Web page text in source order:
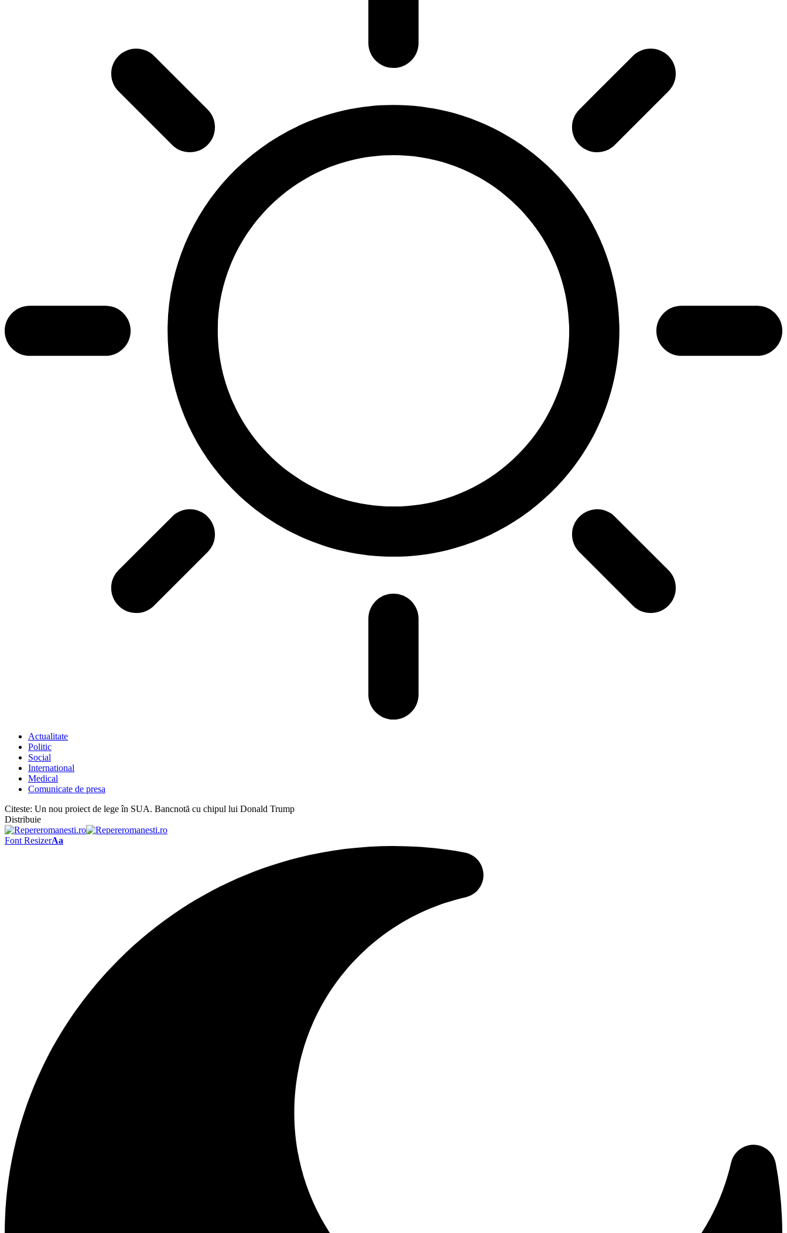
Actualitate
Politic
Social
International
Medical
Comunicate de presa
Citeste: Un nou proiect de lege în SUA. Bancnotă cu chipul lui Donald Trump
Distribuie
Font ResizerAa